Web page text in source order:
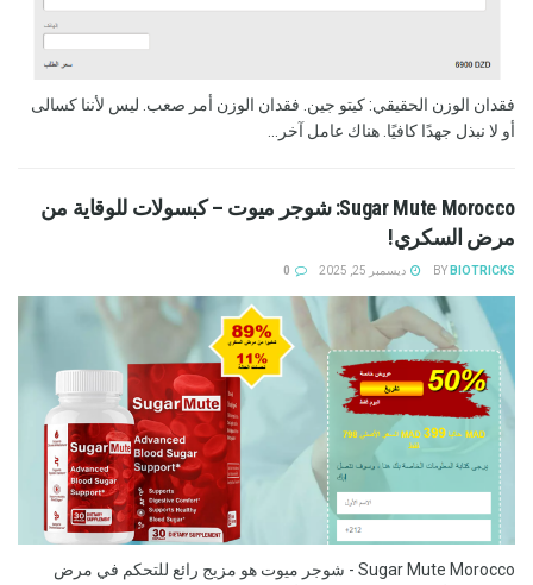
فقدان الوزن الحقيقي: كيتو جين. فقدان الوزن أمر صعب. ليس لأننا كسالى
أو لا نبذل جهدًا كافيًا. هناك عامل آخر...
Sugar Mute Morocco: شوجر ميوت – كبسولات للوقاية من
مرض السكري!
BY BIOTRICKS ديسمبر 25, 2025
Sugar Mute Morocco - شوجر ميوت هو مزيج رائع للتحكم في مرض